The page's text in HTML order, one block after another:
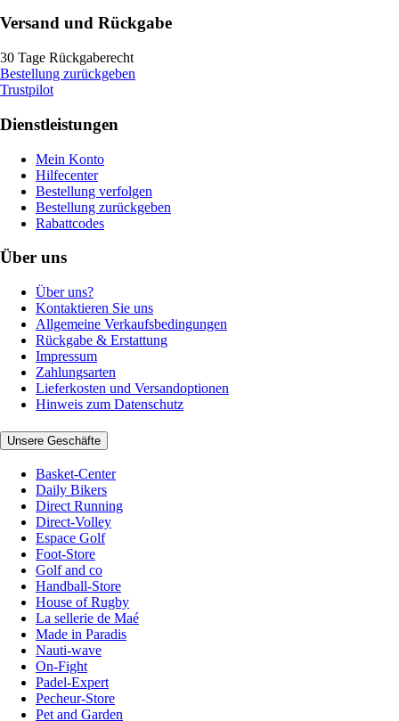
Versand und Rückgabe
30 Tage Rückgaberecht
Bestellung zurückgeben
Trustpilot
Dienstleistungen
Mein Konto
Hilfecenter
Bestellung verfolgen
Bestellung zurückgeben
Rabattcodes
Über uns
Über uns?
Kontaktieren Sie uns
Allgemeine Verkaufsbedingungen
Rückgabe & Erstattung
Impressum
Zahlungsarten
Lieferkosten und Versandoptionen
Hinweis zum Datenschutz
Unsere Geschäfte
Basket-Center
Daily Bikers
Direct Running
Direct-Volley
Espace Golf
Foot-Store
Golf and co
Handball-Store
House of Rugby
La sellerie de Maé
Made in Paradis
Nauti-wave
On-Fight
Padel-Expert
Pecheur-Store
Pet and Garden